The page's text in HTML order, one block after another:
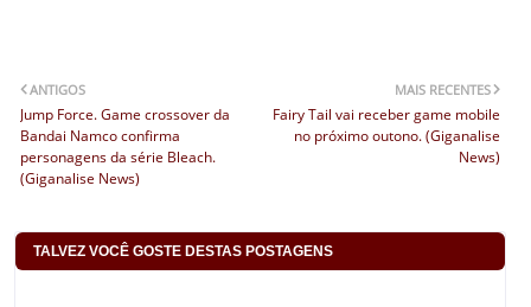
MAIS RECENTES
Fairy Tail vai receber game mobile
no próximo outono. (Giganalise
News)
ANTIGOS
Jump Force. Game crossover da
Bandai Namco confirma
personagens da série Bleach.
(Giganalise News)
TALVEZ VOCÊ GOSTE DESTAS POSTAGENS